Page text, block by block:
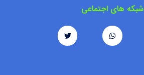
شبکه های اجتماعی